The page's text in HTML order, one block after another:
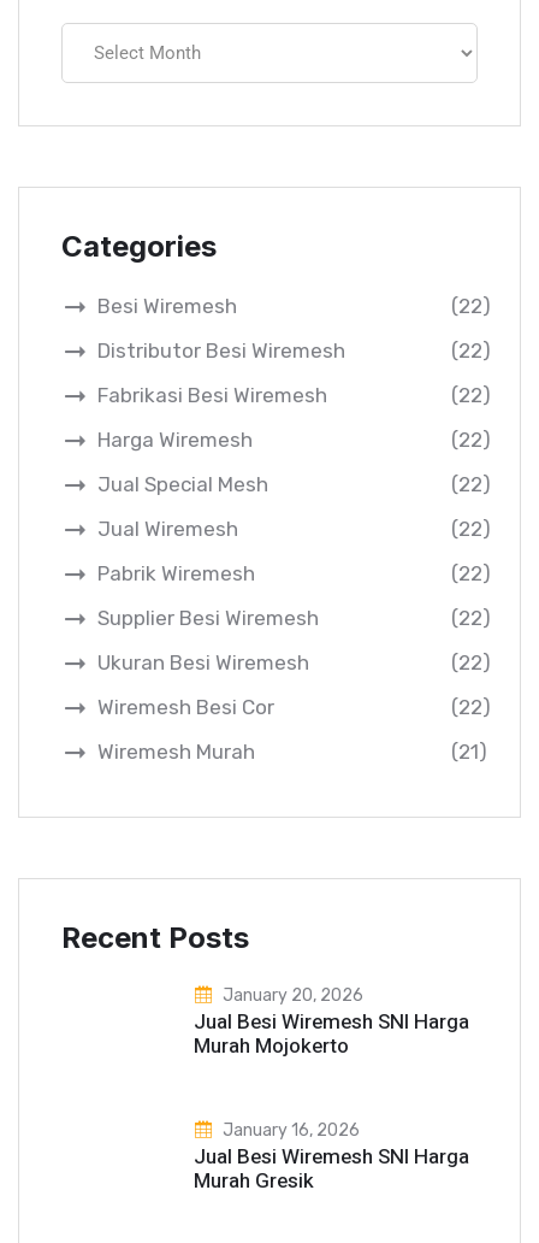
Categories
Besi Wiremesh
(22)
Distributor Besi Wiremesh
(22)
Fabrikasi Besi Wiremesh
(22)
Harga Wiremesh
(22)
Jual Special Mesh
(22)
Jual Wiremesh
(22)
Pabrik Wiremesh
(22)
Supplier Besi Wiremesh
(22)
Ukuran Besi Wiremesh
(22)
Wiremesh Besi Cor
(22)
Wiremesh Murah
(21)
Recent Posts
January 20, 2026
Jual Besi Wiremesh SNI Harga
Murah Mojokerto
January 16, 2026
Jual Besi Wiremesh SNI Harga
Murah Gresik